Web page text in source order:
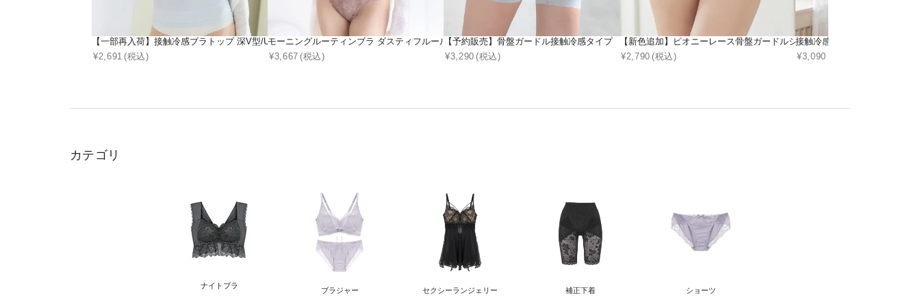
【一部再入荷】接触冷感ブラトップ 深V型/U型/汗取りパッド付き 選べる3タイプ《BRAmone Basic Volume+》
¥2,691 (税込)
モーニングルーティンブラ ダスティフルールブラ&ショーツセット
¥3,667 (税込)
【予約販売】骨盤ガードル接触冷感タイプ
¥3,290 (税込)
【新色追加】ピオニーレース骨盤ガードルショーツ【ミドル丈/ハイウエス
¥2,790 (税込)
接触冷感リブブラトップ 浅V
¥3,090
カテゴリ
ナイトブラ
ブラジャー セクシーランジェリー 補正下着 ショーツ